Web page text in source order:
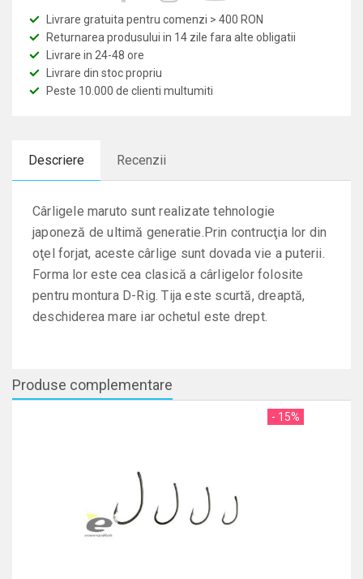
Livrare gratuita pentru comenzi > 400 RON
Returnarea produsului in 14 zile fara alte obligatii
Livrare in 24-48 ore
Livrare din stoc propriu
Peste 10.000 de clienti multumiti
Descriere Recenzii
Cârligele maruto sunt realizate tehnologie
japoneză de ultimă generatie.Prin contrucţia lor din
oţel forjat, aceste cârlige sunt dovada vie a puterii.
Forma lor este cea clasică a cârligelor folosite
pentru montura D-Rig. Tija este scurtă, dreaptă,
deschiderea mare iar ochetul este drept.
Produse complementare
- 15%